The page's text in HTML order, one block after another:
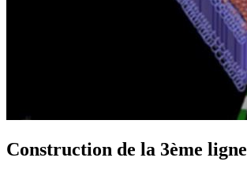
Construction de la 3ème